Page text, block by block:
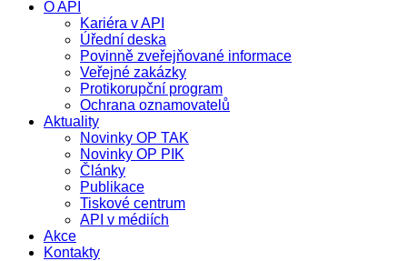
O API
Kariéra v API
Úřední deska
Povinně zveřejňované informace
Veřejné zakázky
Protikorupční program
Ochrana oznamovatelů
Aktuality
Novinky OP TAK
Novinky OP PIK
Články
Publikace
Tiskové centrum
API v médiích
Akce
Kontakty